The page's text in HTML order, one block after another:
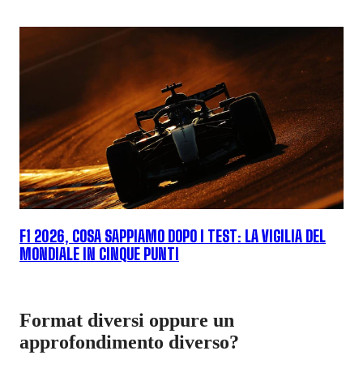
F1 2026, COSA SAPPIAMO DOPO I TEST: LA VIGILIA DEL
MONDIALE IN CINQUE PUNTI
Format diversi oppure un
approfondimento diverso?